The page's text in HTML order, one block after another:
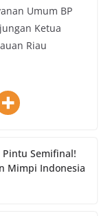
Umum BP
Ketua
Riau
Semifinal!
Mimpi Indonesia